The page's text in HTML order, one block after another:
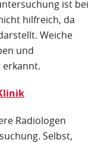
ist bei
hilfreich, da
Weiche
und
erkannt.
Radiologen
Selbst,